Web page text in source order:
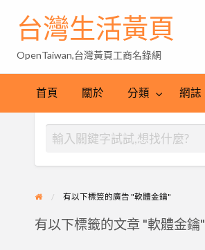
台灣生活黃頁
OpenTaiwan,台灣黃頁工商名錄網
首頁 關於 分類 網誌
有以下標簽的廣告 "軟體金鑰"
有以下標籤的文章 "軟體金鑰"